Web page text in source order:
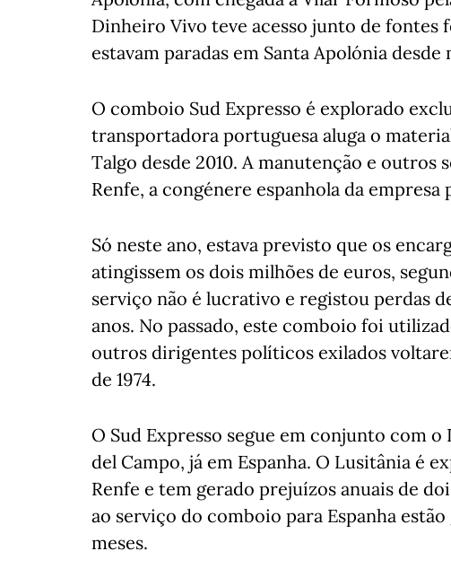
Dinheiro Vivo teve acesso junto de fontes
estavam paradas em Santa Apolónia desde
O comboio Sud Expresso é explorado
transportadora portuguesa aluga o
Talgo desde 2010. A manutenção e outros
Renfe, a congénere espanhola da
Só neste ano, estava previsto que os
atingissem os dois milhões de euros,
serviço não é lucrativo e registou perdas
anos. No passado, este comboio foi
outros dirigentes políticos exilados
de 1974.
O Sud Expresso segue em conjunto com
del Campo, já em Espanha. O Lusitânia é
Renfe e tem gerado prejuízos anuais de
ao serviço do comboio para Espanha
meses.